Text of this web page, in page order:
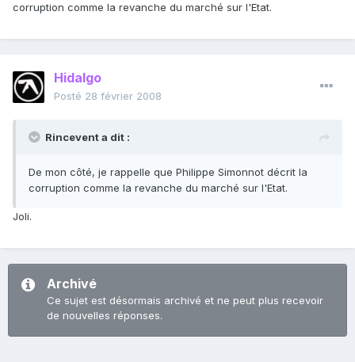
corruption comme la revanche du marché sur l'Etat.
Hidalgo
Posté 28 février 2008
Rincevent a dit :
De mon côté, je rappelle que Philippe Simonnot décrit la
corruption comme la revanche du marché sur l'Etat.
Joli.
Archivé
Ce sujet est désormais archivé et ne peut plus recevoir
de nouvelles réponses.